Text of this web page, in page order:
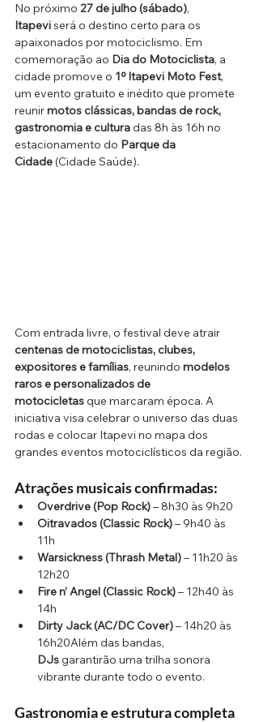
No próximo 27 de julho (sábado),
Itapevi será o destino certo para os
apaixonados por motociclismo. Em
comemoração ao Dia do Motociclista, a
cidade promove o 1º Itapevi Moto Fest,
um evento gratuito e inédito que promete
reunir motos clássicas, bandas de rock,
gastronomia e cultura das 8h às 16h no
estacionamento do Parque da
Cidade (Cidade Saúde).
Com entrada livre, o festival deve atrair
centenas de motociclistas, clubes,
expositores e famílias, reunindo modelos
raros e personalizados de
motocicletas que marcaram época. A
iniciativa visa celebrar o universo das duas
rodas e colocar Itapevi no mapa dos
grandes eventos motociclísticos da região.
Atrações musicais confirmadas:
Overdrive (Pop Rock) – 8h30 às 9h20
Oitravados (Classic Rock) – 9h40 às
11h
Warsickness (Thrash Metal) – 11h20 às
12h20
Fire n’ Angel (Classic Rock) – 12h40 às
14h
Dirty Jack (AC/DC Cover) – 14h20 às
16h20Além das bandas,
DJs garantirão uma trilha sonora
vibrante durante todo o evento.
Gastronomia e estrutura completa